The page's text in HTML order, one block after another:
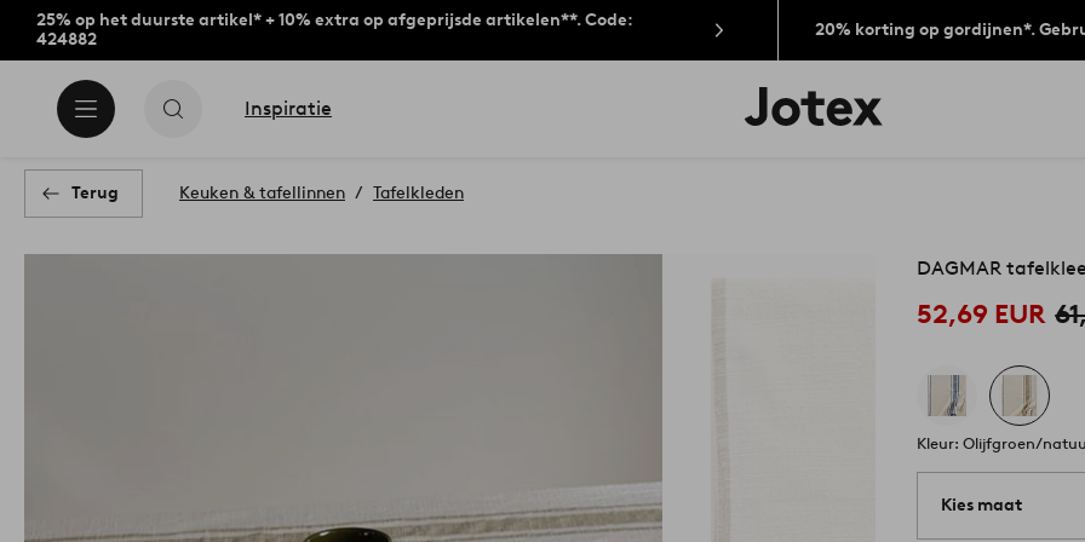
25% op het duurste artikel* + 10% extra op afgeprijsde artikelen**. Code:
424882
20% korting op gordijnen*.
Inspiratie
Jotex
logo
Terug Keuken & tafellinnen Tafelkleden
DAGMAR
52,69 EUR
Kleur: Olijfgroen/
Kies maat